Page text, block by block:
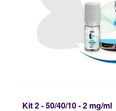
Kit 2 - 50/40/10 - 2 mg/ml